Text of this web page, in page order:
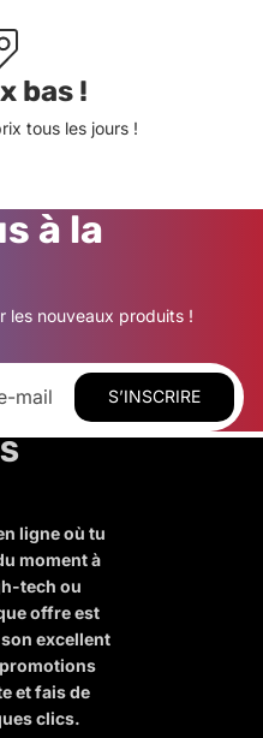
bas !
tous les jours !
à la
les nouveaux produits !
S’INSCRIRE
ligne où tu
moment à
tech ou
offre est
excellent
et fais de
clics.